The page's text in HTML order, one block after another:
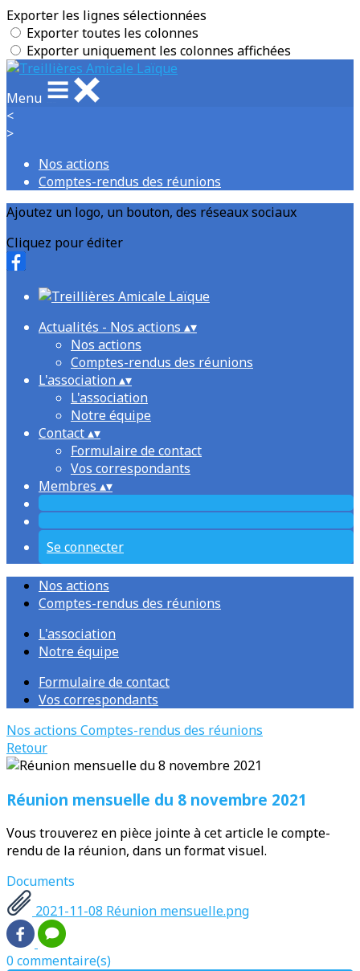
Exporter les lignes sélectionnées
Exporter toutes les colonnes
Exporter uniquement les colonnes affichées
Menu
<
>
Nos actions
Comptes-rendus des réunions
Ajoutez un logo, un bouton, des réseaux sociaux
Cliquez pour éditer
Actualités - Nos actions ▴▾
Nos actions
Comptes-rendus des réunions
L'association▴▾
L'association
Notre équipe
Contact▴▾
Formulaire de contact
Vos correspondants
Membres ▴▾
Se connecter
Nos actions
Comptes-rendus des réunions
L'association
Notre équipe
Formulaire de contact
Vos correspondants
Nos actions Comptes-rendus des réunions
Retour
Réunion mensuelle du 8 novembre 2021
Vous trouverez en pièce jointe à cet article le compte-
rendu de la réunion, dans un format visuel.
Documents
2021-11-08 Réunion mensuelle.png
0 commentaire(s)